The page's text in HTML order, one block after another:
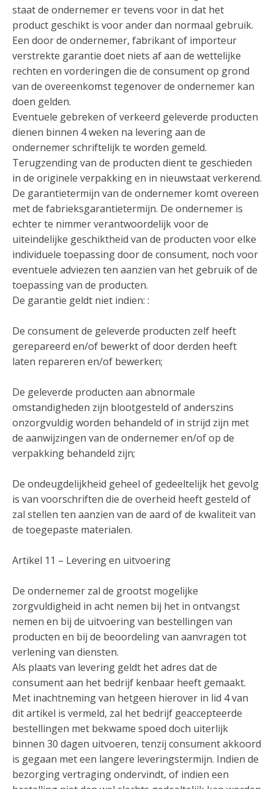
staat de ondernemer er tevens voor in dat het
product geschikt is voor ander dan normaal gebruik.
Een door de ondernemer, fabrikant of importeur
verstrekte garantie doet niets af aan de wettelijke
rechten en vorderingen die de consument op grond
van de overeenkomst tegenover de ondernemer kan
doen gelden.
Eventuele gebreken of verkeerd geleverde producten
dienen binnen 4 weken na levering aan de
ondernemer schriftelijk te worden gemeld.
Terugzending van de producten dient te geschieden
in de originele verpakking en in nieuwstaat verkerend.
De garantietermijn van de ondernemer komt overeen
met de fabrieksgarantietermijn. De ondernemer is
echter te nimmer verantwoordelijk voor de
uiteindelijke geschiktheid van de producten voor elke
individuele toepassing door de consument, noch voor
eventuele adviezen ten aanzien van het gebruik of de
toepassing van de producten.
De garantie geldt niet indien: :
De consument de geleverde producten zelf heeft
gerepareerd en/of bewerkt of door derden heeft
laten repareren en/of bewerken;
De geleverde producten aan abnormale
omstandigheden zijn blootgesteld of anderszins
onzorgvuldig worden behandeld of in strijd zijn met
de aanwijzingen van de ondernemer en/of op de
verpakking behandeld zijn;
De ondeugdelijkheid geheel of gedeeltelijk het gevolg
is van voorschriften die de overheid heeft gesteld of
zal stellen ten aanzien van de aard of de kwaliteit van
de toegepaste materialen.
Artikel 11 – Levering en uitvoering
De ondernemer zal de grootst mogelijke
zorgvuldigheid in acht nemen bij het in ontvangst
nemen en bij de uitvoering van bestellingen van
producten en bij de beoordeling van aanvragen tot
verlening van diensten.
Als plaats van levering geldt het adres dat de
consument aan het bedrijf kenbaar heeft gemaakt.
Met inachtneming van hetgeen hierover in lid 4 van
dit artikel is vermeld, zal het bedrijf geaccepteerde
bestellingen met bekwame spoed doch uiterlijk
binnen 30 dagen uitvoeren, tenzij consument akkoord
is gegaan met een langere leveringstermijn. Indien de
bezorging vertraging ondervindt, of indien een